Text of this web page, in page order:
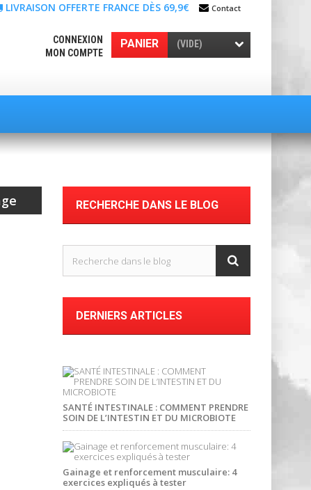
LIVRAISON OFFERTE FRANCE DÈS 69,9€ Contact
PANIER (VIDE)
CONNEXION
MON COMPTE
RECHERCHE DANS LE BLOG
DERNIERS ARTICLES
SANTÉ INTESTINALE : COMMENT PRENDRE
SOIN DE L’INTESTIN ET DU MICROBIOTE
Gainage et renforcement musculaire: 4
exercices expliqués à tester